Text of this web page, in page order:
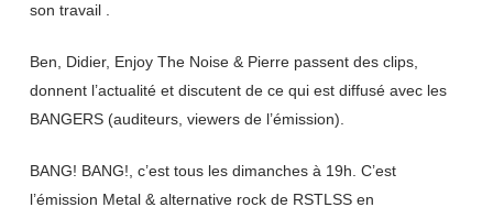
son travail .
Ben, Didier, Enjoy The Noise & Pierre passent des clips,
donnent l’actualité et discutent de ce qui est diffusé avec les
BANGERS (auditeurs, viewers de l’émission).
BANG! BANG!, c’est tous les dimanches à 19h. C’est
l’émission Metal & alternative rock de RSTLSS en